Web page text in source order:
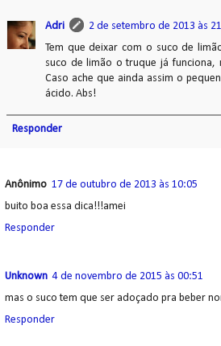
Adri
2 de setembro de 2013 às
Tem que deixar com o suco de
suco de limão o truque já funciona,
Caso ache que ainda assim o
ácido. Abs!
Responder
Anônimo 17 de outubro de 2013 às 10:05
buito boa essa dica!!!amei
Responder
Unknown 4 de novembro de 2015 às 00:51
mas o suco tem que ser adoçado pra beber
Responder